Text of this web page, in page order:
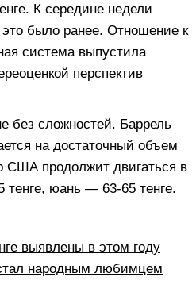
К середине недели
было ранее. Отношение к
система выпустила
перспектив
без сложностей. Баррель
на достаточный объем
США продолжит двигаться в
тенге, юань — 63-65 тенге.
выявлены в этом году
народным любимцем